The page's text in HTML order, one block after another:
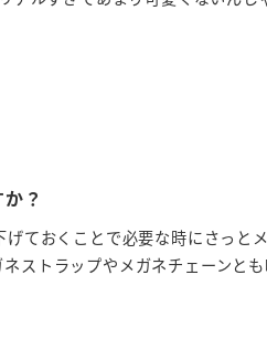
？
ておくことで必要な時にさっと
ストラップやメガネチェーンと